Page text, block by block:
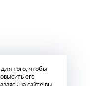
того, чтобы
его
на сайте вы